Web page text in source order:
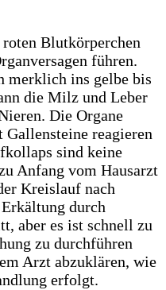
Blutkörperchen
führen.
merklich ins gelbe bis
die Milz und Leber
Die Organe
Gallensteine reagieren
sind keine
Anfang vom Hausarzt
Kreislauf nach
durch
aber es ist schnell zu
zu durchführen
Arzt abzuklären, wie
erfolgt.